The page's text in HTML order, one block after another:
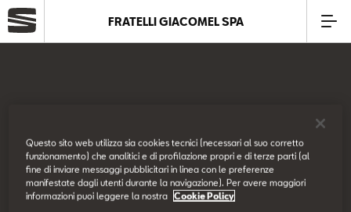
Offerte
FRATELLI GIACOMEL SPA
Prova su strada
Questo sito web utilizza sia cookies tecnici (necessari al suo corretto
funzionamento) che analitici e di profilazione propri e di terze parti (al
fine di inviare messaggi pubblicitari in linea con le preferenze
manifestate dagli utenti durante la navigazione). Per avere maggiori
informazioni puoi leggere la nostra
Cookie Policy